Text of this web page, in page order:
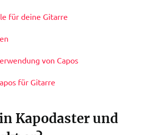
für deine Gitarre
von Capos
für Gitarre
Kapodaster und